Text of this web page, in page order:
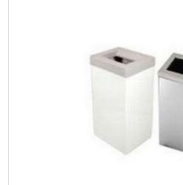
necessidade de
suporte.O equipamento é
indicado para inserção de
utilizado em diversos